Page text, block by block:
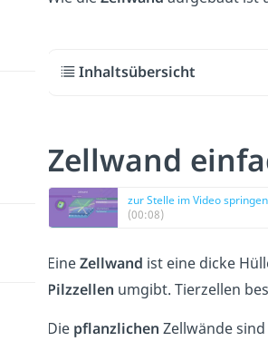
Inhaltsübersicht
Zellwand
zur Stelle im Video springen
(00:08)
EineZellwand ist eine dicke
Pilzzellen umgibt. Tierzellen
Die pflanzlichen Zellwände sind